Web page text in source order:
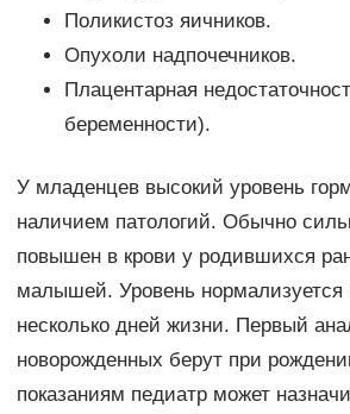
Поликистоз яичников.
Опухоли надпочечников.
Плацентарная
беременности).
У младенцев высокий уровень
наличием патологий. Обычно
повышен в крови у родившихся
малышей. Уровень нормализуется
несколько дней жизни. Первый
новорожденных берут при
показаниям педиатр может